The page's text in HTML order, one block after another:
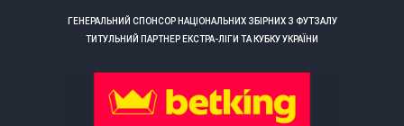
ГЕНЕРАЛЬНИЙ СПОНСОР НАЦІОНАЛЬНИХ ЗБІРНИХ З ФУТЗАЛУ
ТИТУЛЬНИЙ ПАРТНЕР ЕКСТРА-ЛІГИ ТА КУБКУ УКРАЇНИ